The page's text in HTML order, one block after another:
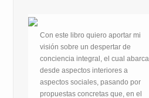
Con este libro quiero aportar mi
visión sobre un despertar de
conciencia integral, el cual abarca
desde aspectos interiores a
aspectos sociales, pasando por
propuestas concretas que, en el